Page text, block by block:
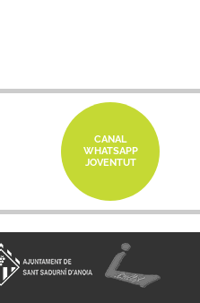
CANAL
WHATSAPP
JOVENTUT